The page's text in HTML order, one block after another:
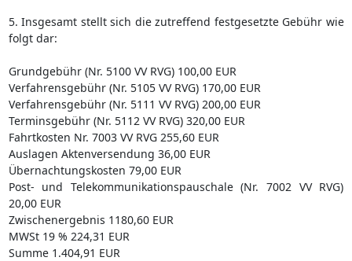
5. Insgesamt stellt sich die zutreffend festgesetzte Gebühr wie
folgt dar:
Grundgebühr (Nr. 5100 VV RVG) 100,00 EUR
Verfahrensgebühr (Nr. 5105 VV RVG) 170,00 EUR
Verfahrensgebühr (Nr. 5111 VV RVG) 200,00 EUR
Terminsgebühr (Nr. 5112 VV RVG) 320,00 EUR
Fahrtkosten Nr. 7003 VV RVG 255,60 EUR
Auslagen Aktenversendung 36,00 EUR
Übernachtungskosten 79,00 EUR
Post- und Telekommunikationspauschale (Nr. 7002 VV RVG)
20,00 EUR
Zwischenergebnis 1180,60 EUR
MWSt 19 % 224,31 EUR
Summe 1.404,91 EUR